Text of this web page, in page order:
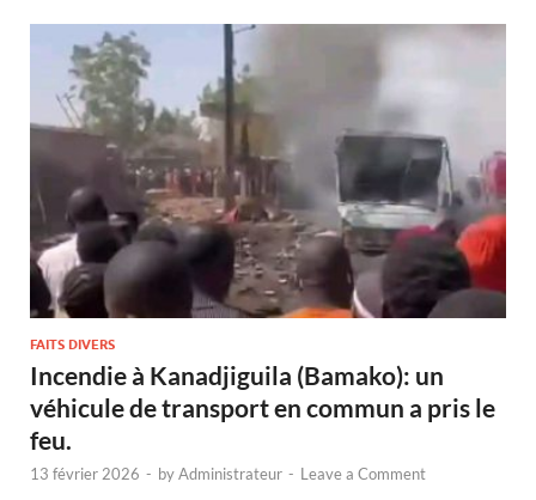
FAITS DIVERS
Incendie à Kanadjiguila (Bamako): un
véhicule de transport en commun a pris le
feu.
13 février 2026 - byAdministrateur - Leave a Comment